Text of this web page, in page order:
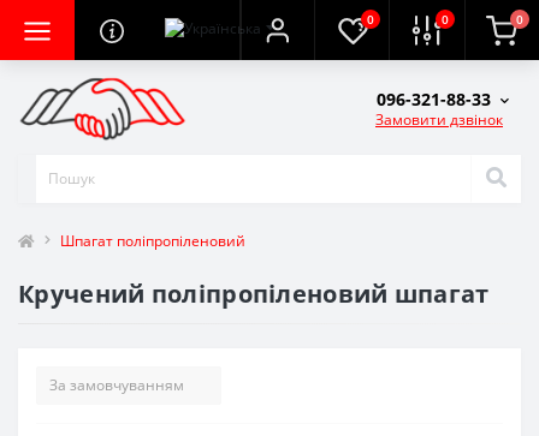
0 0 0
096-321-88-33
Замовити дзвінок
Шпагат поліпропіленовий
Кручений поліпропіленовий шпагат